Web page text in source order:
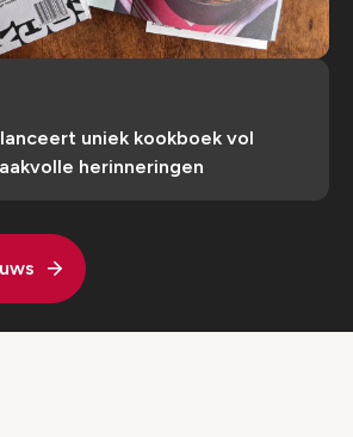
uniek kookboek vol
herinneringen